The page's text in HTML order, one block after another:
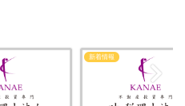
新着情報